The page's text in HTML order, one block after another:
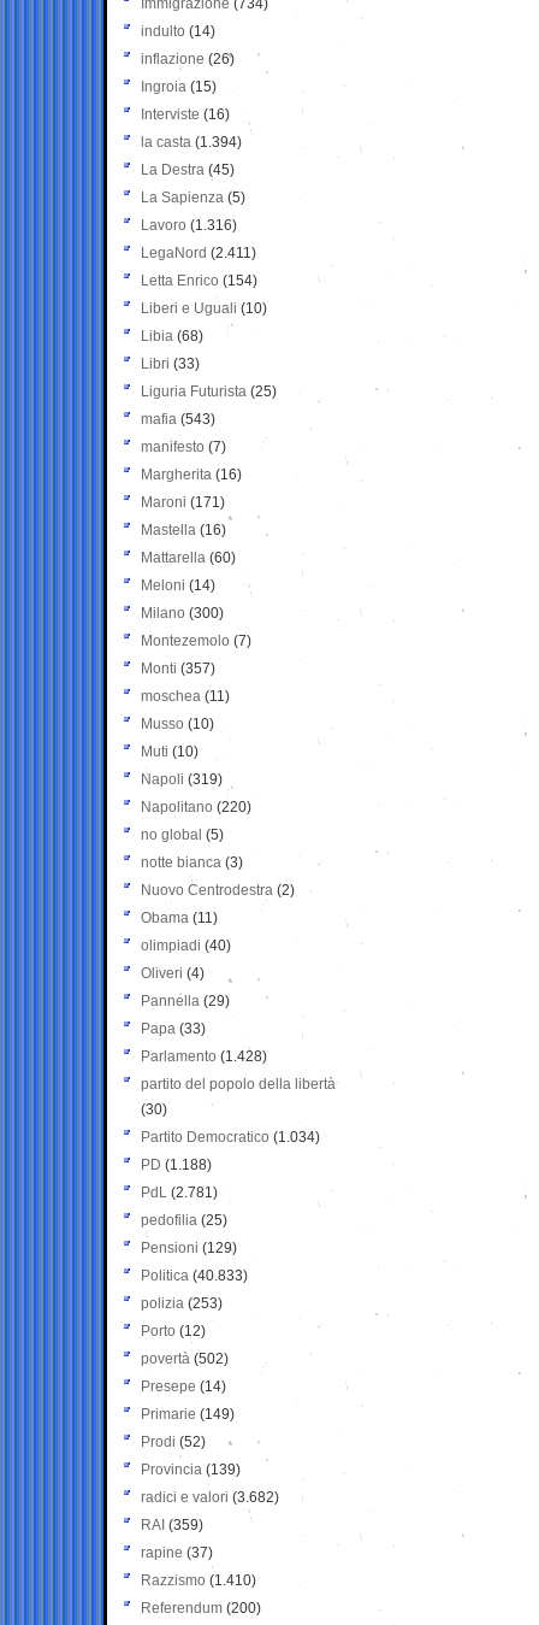
Immigrazione (734)
indulto (14)
inflazione (26)
Ingroia (15)
Interviste (16)
la casta (1.394)
La Destra (45)
La Sapienza (5)
Lavoro (1.316)
LegaNord (2.411)
Letta Enrico (154)
Liberi e Uguali (10)
Libia (68)
Libri (33)
Liguria Futurista (25)
mafia (543)
manifesto (7)
Margherita (16)
Maroni (171)
Mastella (16)
Mattarella (60)
Meloni (14)
Milano (300)
Montezemolo (7)
Monti (357)
moschea (11)
Musso (10)
Muti (10)
Napoli (319)
Napolitano (220)
no global (5)
notte bianca (3)
Nuovo Centrodestra (2)
Obama (11)
olimpiadi (40)
Oliveri (4)
Pannella (29)
Papa (33)
Parlamento (1.428)
partito del popolo della libertà
(30)
Partito Democratico (1.034)
PD (1.188)
PdL (2.781)
pedofilia (25)
Pensioni (129)
Politica (40.833)
polizia (253)
Porto (12)
povertà (502)
Presepe (14)
Primarie (149)
Prodi (52)
Provincia (139)
radici e valori (3.682)
RAI (359)
rapine (37)
Razzismo (1.410)
Referendum (200)